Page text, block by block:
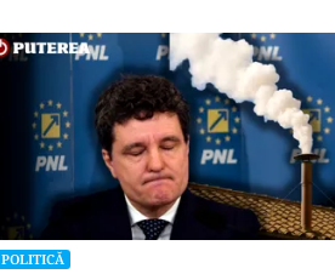
POLITICĂ